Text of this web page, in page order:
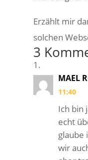
Erzählt mir
solchen
3
MAEL
11:40
Ich bin
echt
glaube
wir